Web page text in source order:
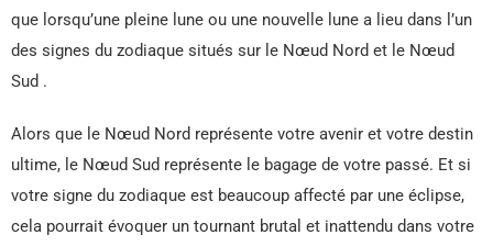
que lorsqu’une pleine lune ou une nouvelle lune a lieu dans l’un
des signes du zodiaque situés sur le Nœud Nord et le Nœud
Sud .
Alors que le Nœud Nord représente votre avenir et votre destin
ultime, le Nœud Sud représente le bagage de votre passé. Et si
votre signe du zodiaque est beaucoup affecté par une éclipse,
cela pourrait évoquer un tournant brutal et inattendu dans votre